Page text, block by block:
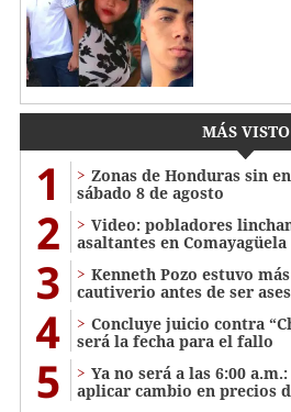
MÁS VISTO
1
Zonas de Honduras sin
sábado 8 de agosto
2
Video: pobladores
asaltantes en Comayagüela
3
Kenneth Pozo estuvo
cautiverio antes de ser
4
Concluye juicio contra
será la fecha para el fallo
5
Ya no será a las 6:00
aplicar cambio en precios